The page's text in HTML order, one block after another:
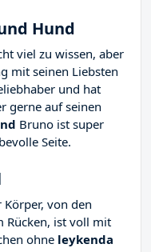
Hund
viel zu wissen, aber
mit seinen Liebsten
und hat
gerne auf seinen
Bruno ist super
Seite.
Körper, von den
Rücken, ist voll mit
ohne leykenda